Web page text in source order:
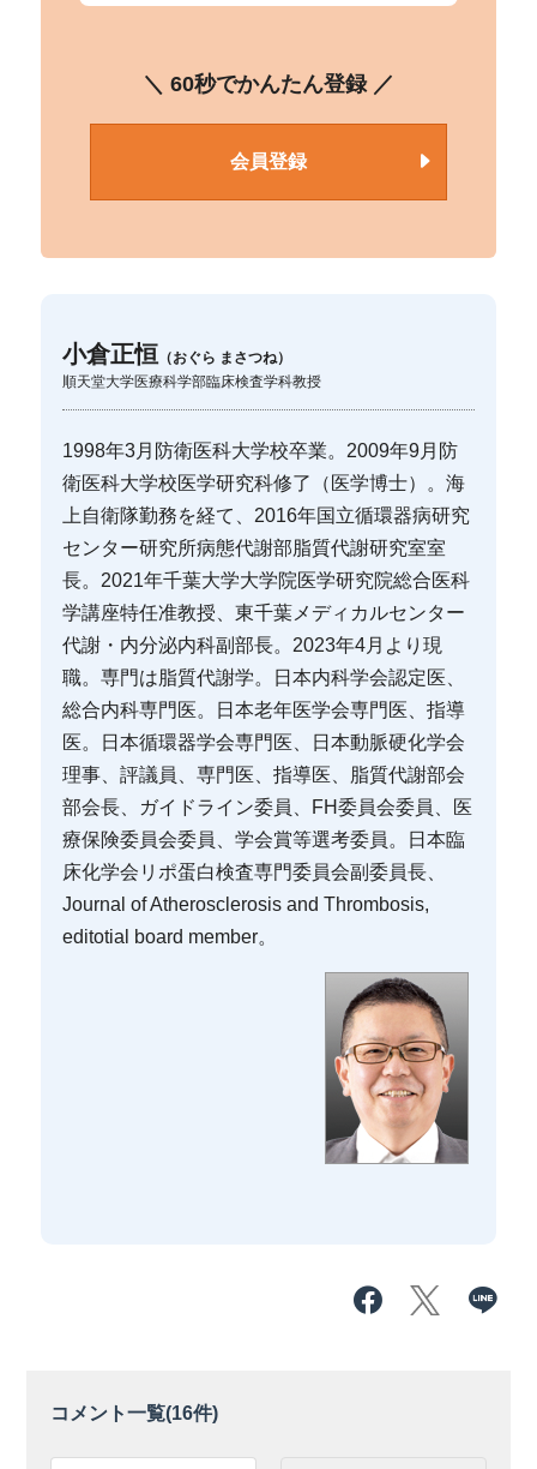
＼ 60秒でかんたん登録 ／
会員登録
小倉正恒 （おぐら まさつね）
順天堂大学医療科学部臨床検査学科教授
1998年3月防衛医科大学校卒業。2009年9月防
衛医科大学校医学研究科修了（医学博士）。海
上自衛隊勤務を経て、2016年国立循環器病研究
センター研究所病態代謝部脂質代謝研究室室
長。2021年千葉大学大学院医学研究院総合医科
学講座特任准教授、東千葉メディカルセンター
代謝・内分泌内科副部長。2023年4月より現
職。専門は脂質代謝学。日本内科学会認定医、
総合内科専門医。日本老年医学会専門医、指導
医。日本循環器学会専門医、日本動脈硬化学会
理事、評議員、専門医、指導医、脂質代謝部会
部会長、ガイドライン委員、FH委員会委員、医
療保険委員会委員、学会賞等選考委員。日本臨
床化学会リポ蛋白検査専門委員会副委員長、
Journal of Atherosclerosis and Thrombosis,
editotial board member。
コメント一覧(16件)